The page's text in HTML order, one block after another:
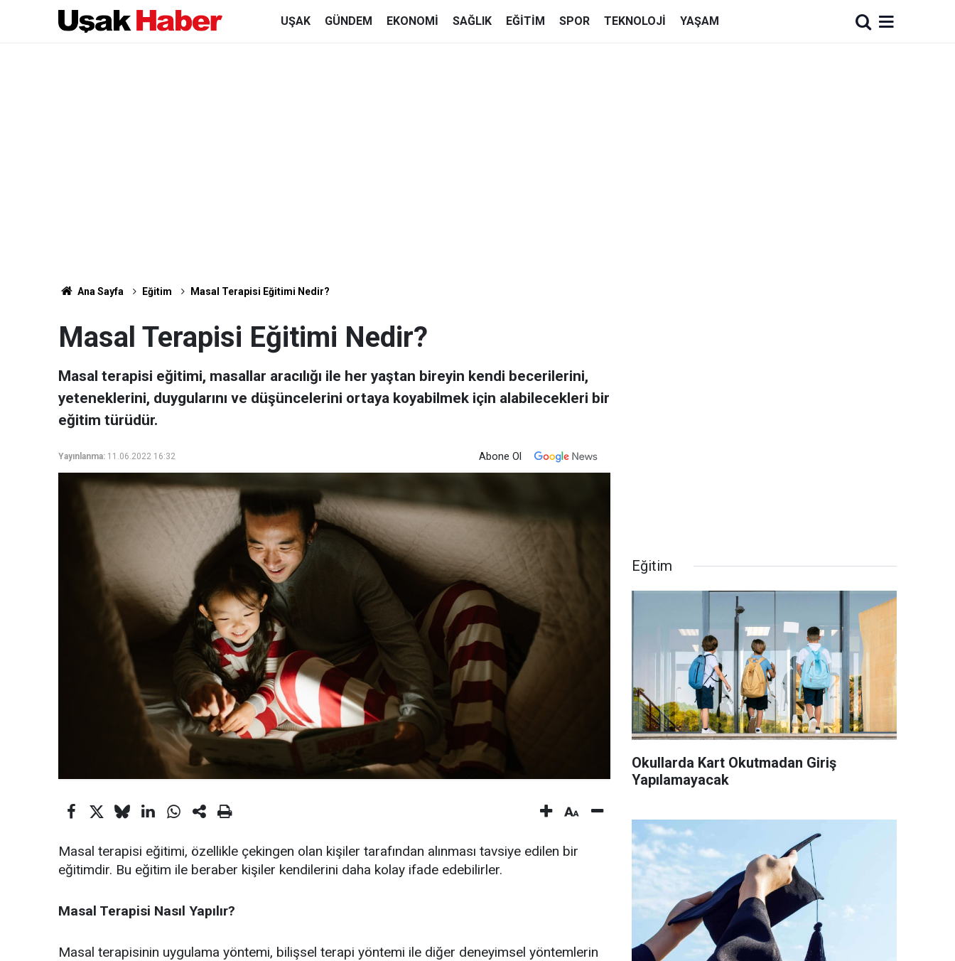
UŞAK GÜNDEM EKONOMI SAĞLIK EĞITIM SPOR TEKNOLOJI YAŞAM
Ana Sayfa Eğitim Masal Terapisi Eğitimi Nedir?
Masal Terapisi Eğitimi Nedir?
Masal terapisi eğitimi, masallar aracılığı ile her yaştan bireyin kendi becerilerini,
yeteneklerini, duygularını ve düşüncelerini ortaya koyabilmek için alabilecekleri bir
eğitim türüdür.
Yayınlanma: 11.06.2022 16:32 Abone Ol
Masal terapisi eğitimi, özellikle çekingen olan kişiler tarafından alınması tavsiye edilen bir
eğitimdir. Bu eğitim ile beraber kişiler kendilerini daha kolay ifade edebilirler.
Masal Terapisi Nasıl Yapılır?
Masal terapisinin uygulama yöntemi, bilişsel terapi yöntemi ile diğer deneyimsel yöntemlerin
Eğitim
Okullarda Kart Okutmadan Giriş
Yapılamayacak